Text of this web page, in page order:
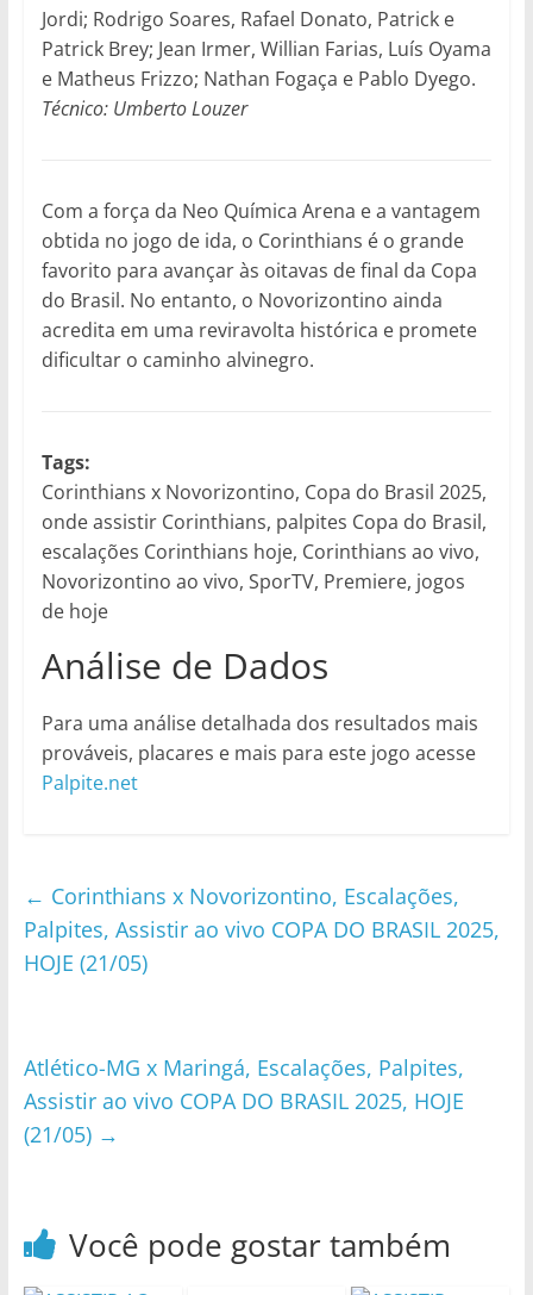
Jordi; Rodrigo Soares, Rafael Donato, Patrick e
Patrick Brey; Jean Irmer, Willian Farias, Luís Oyama
e Matheus Frizzo; Nathan Fogaça e Pablo Dyego.
Técnico: Umberto Louzer
Com a força da Neo Química Arena e a vantagem
obtida no jogo de ida, o Corinthians é o grande
favorito para avançar às oitavas de final da Copa
do Brasil. No entanto, o Novorizontino ainda
acredita em uma reviravolta histórica e promete
dificultar o caminho alvinegro.
Tags:
Corinthians x Novorizontino, Copa do Brasil 2025,
onde assistir Corinthians, palpites Copa do Brasil,
escalações Corinthians hoje, Corinthians ao vivo,
Novorizontino ao vivo, SporTV, Premiere, jogos
de hoje
Análise de Dados
Para uma análise detalhada dos resultados mais
prováveis, placares e mais para este jogo acesse
Palpite.net
← Corinthians x Novorizontino, Escalações,
Palpites, Assistir ao vivo COPA DO BRASIL 2025,
HOJE (21/05)
Atlético-MG x Maringá, Escalações, Palpites,
Assistir ao vivo COPA DO BRASIL 2025, HOJE
(21/05) →
Você pode gostar também